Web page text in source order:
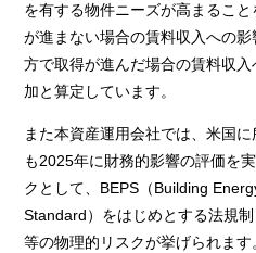
を有する物件ニーズが高まるこ
が進まない場合の賃料収入への
方で取得が進んだ場合の賃料収
加と算定しています。
また本資産運用会社では、米国
も2025年に財務的影響の評価を
クとして、BEPS（Building
Standard）をはじめとする法規
等の物理的リスクが挙げられま